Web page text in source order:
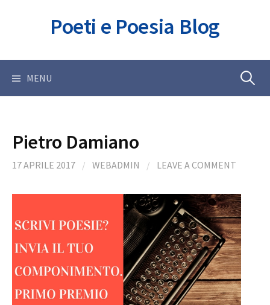
Poeti e Poesia Blog
MENU Ricerca
Pietro Damiano
17 APRILE 2017 / WEBADMIN / LEAVE A COMMENT